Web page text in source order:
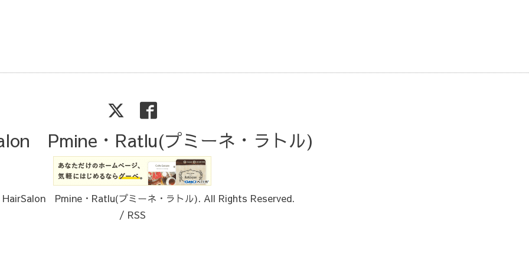
Pmine・Ratlu(プミーネ・ラトル)
HairSalon Pmine・Ratlu(プミーネ・ラトル). All Rights Reserved.
/ RSS